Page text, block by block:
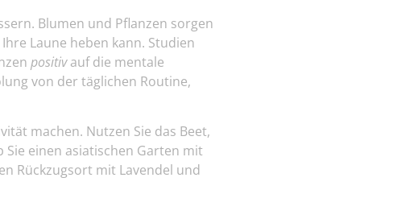
Blumen und Pflanzen sorgen
Laune heben kann. Studien
positivauf die mentale
von der täglichen Routine,
machen. Nutzen Sie das Beet,
einen asiatischen Garten mit
Rückzugsort mit Lavendel und